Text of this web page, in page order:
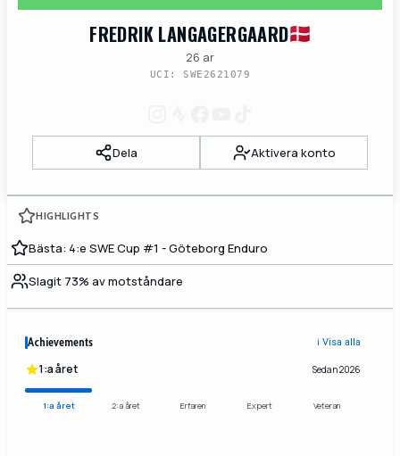
FREDRIK LANGAGERGAARD
26 ar
UCI: SWE2621079
Dela Aktivera konto
HIGHLIGHTS
Bästa: 4:e SWE Cup #1 - Göteborg Enduro
Slagit 73% av motståndare
Achievements ℹ️ Visa alla
1:a året Sedan 2026
1:a året 2:a året Erfaren Expert Veteran